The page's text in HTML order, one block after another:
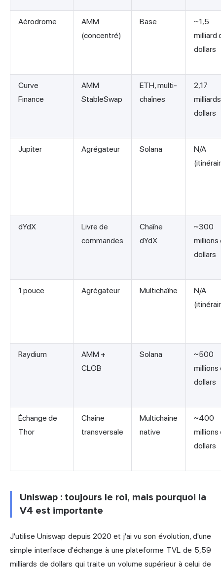
Aérodrome
AMM
(concentré)
Base
~1,5
milliard
dollars
Curve
Finance
AMM
StableSwap
ETH, multi-
chaînes
2,17
dollars
Jupiter Agrégateur Solana
N/A
dYdX
Livre de
commandes
Chaîne
dYdX
~300
millions
dollars
1 pouce Agrégateur Multichaîne
N/A
Raydium
AMM +
CLOB
Solana
~500
millions
dollars
Échange de
Thor
Chaîne
transversale
Multichaîne
native
~400
millions
dollars
Uniswap : toujours le roi, mais pourquoi la
V4 est importante
J'utilise Uniswap depuis 2020 et j'ai vu son évolution, d'une
simple interface d'échange à une plateforme TVL de 5,59
milliards de dollars qui traite un volume supérieur à celui de